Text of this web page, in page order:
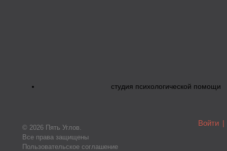
студия психологической помощи
© 2026 Пять Углов.
Все права защищены
Пользовательское соглашение
Войти